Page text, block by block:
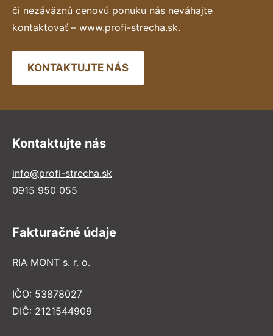
či nezáväznú cenovú ponuku nás neváhajte
kontaktovať – www.profi-strecha.sk.
KONTAKTUJTE NÁS
Kontaktujte nás
info@profi-strecha.sk
0915 950 055
Fakturačné údaje
RIA MONT s. r. o.
IČO: 53878027
DIČ: 2121544909